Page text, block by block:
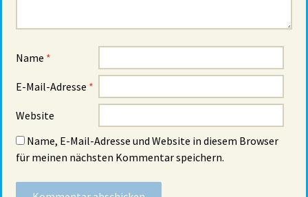
Name *
E-Mail-Adresse *
Website
Name, E-Mail-Adresse und Website in diesem Browser
für meinen nächsten Kommentar speichern.